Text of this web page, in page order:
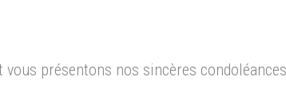
présentons nos sincères